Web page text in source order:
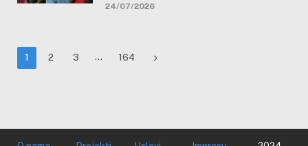
24/07/2026
1 2 3 … 164 Next